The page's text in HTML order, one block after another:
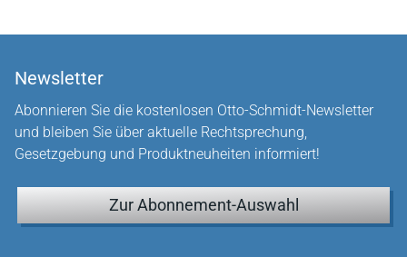
Newsletter
Abonnieren Sie die kostenlosen Otto-Schmidt-Newsletter
und bleiben Sie über aktuelle Rechtsprechung,
Gesetzgebung und Produktneuheiten informiert!
Zur Abonnement-Auswahl